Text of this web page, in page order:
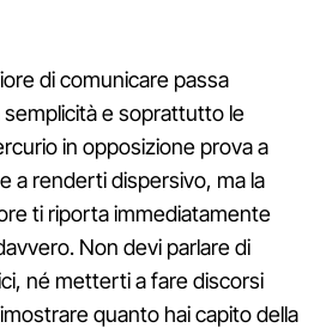
di comunicare passa
e soprattutto le
in opposizione prova a
a renderti dispersivo, ma la
ti riporta immediatamente
Non devi parlare di
né metterti a fare discorsi
quanto hai capito della